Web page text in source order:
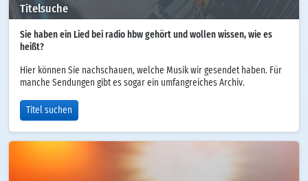
Titelsuche
Sie haben ein Lied bei radio hbw gehört und wollen wissen, wie es
heißt?
Hier können Sie nachschauen, welche Musik wir gesendet haben. Für
manche Sendungen gibt es sogar ein umfangreiches Archiv.
Titel suchen